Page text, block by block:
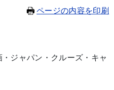
ページの内容を印刷
ジャパン・クルーズ・キャ